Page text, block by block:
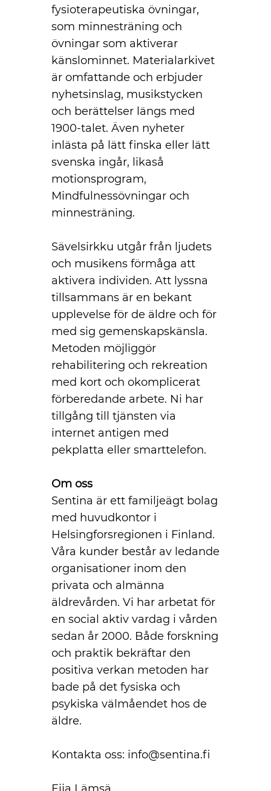
fysioterapeutiska övningar,
som minnesträning och
övningar som aktiverar
känslominnet. Materialarkivet
är omfattande och erbjuder
nyhetsinslag, musikstycken
och berättelser längs med
1900-talet. Även nyheter
inlästa på lätt finska eller lätt
svenska ingår, likaså
motionsprogram,
Mindfulnessövningar och
minnesträning.
Sävelsirkku utgår från ljudets
och musikens förmåga att
aktivera individen. Att lyssna
tillsammans är en bekant
upplevelse för de äldre och för
med sig gemenskapskänsla.
Metoden möjliggör
rehabilitering och rekreation
med kort och okomplicerat
förberedande arbete. Ni har
tillgång till tjänsten via
internet antigen med
pekplatta eller smarttelefon.
Om oss
Sentina är ett familjeägt bolag
med huvudkontor i
Helsingforsregionen i Finland.
Våra kunder består av ledande
organisationer inom den
privata och almänna
äldrevården. Vi har arbetat för
en social aktiv vardag i vården
sedan år 2000. Både forskning
och praktik bekräftar den
positiva verkan metoden har
bade på det fysiska och
psykiska välmåendet hos de
äldre.
Kontakta oss: info@sentina.fi